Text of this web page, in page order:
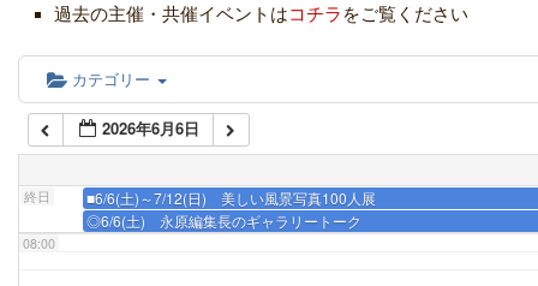
過去の主催・共催イベントはコチラ をご覧ください
カテゴリー
2026年6月6日
終日
■6/6(土)～7/12(日) 美しい風景写真100人展
◎6/6(土) 永原編集長のギャラリートーク
05:00
06:00
08:00